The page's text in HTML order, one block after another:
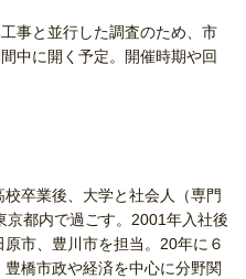
事と並行した調査のため、市
中に開く予定。開催時期や回
卒業後、大学と社会人（専門
京都内で過ごす。2001年入社後
市、豊川市を担当。20年に６
橋市政や経済を中心に分野関